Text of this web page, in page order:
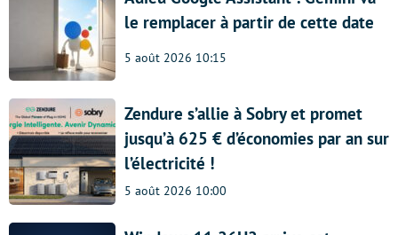
le remplacer à partir de cette date
5 août 2026 10:15
Zendure s’allie à Sobry et promet
jusqu’à 625 € d’économies par an sur
l’électricité !
5 août 2026 10:00